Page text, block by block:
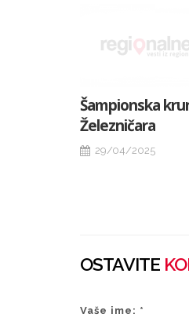
Šampionska
Železničara
29/04/2025
OSTAVITE
Vaše ime: *